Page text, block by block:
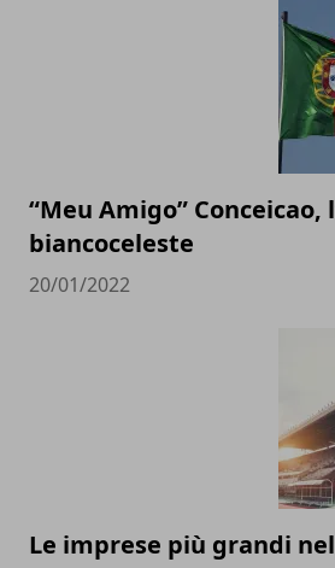
“Meu Amigo”
biancoceleste
20/01/2022
Le imprese più grandi